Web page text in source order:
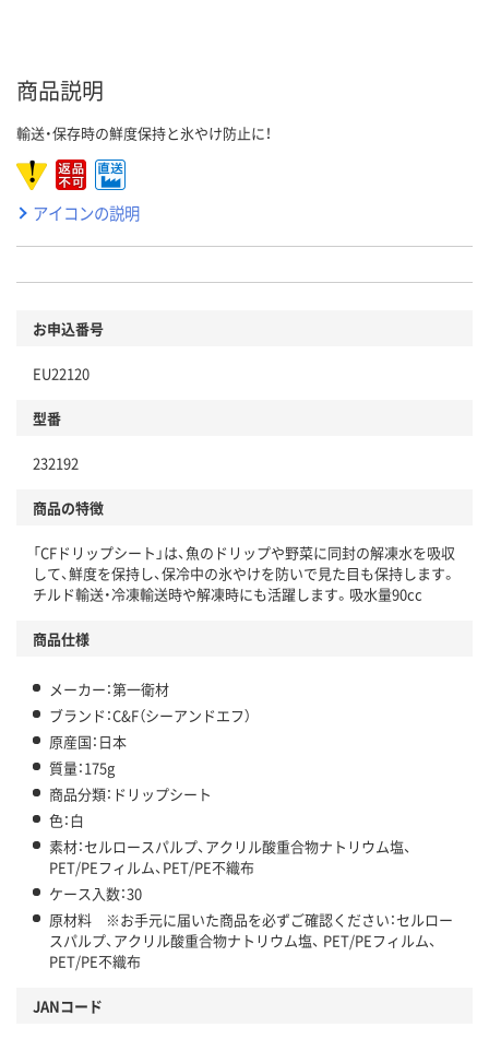
商品説明
輸送・保存時の鮮度保持と氷やけ防止に！
アイコンの説明
お申込番号
EU22120
型番
232192
商品の特徴
「CFドリップシート」は、魚のドリップや野菜に同封の解凍水を吸収
して、鮮度を保持し、保冷中の氷やけを防いで見た目も保持します。
チルド輸送・冷凍輸送時や解凍時にも活躍します。吸水量90cc
商品仕様
メーカー：第一衛材
ブランド：C&F（シーアンドエフ）
原産国：日本
質量：175g
商品分類：ドリップシート
色：白
素材：セルロースパルプ、アクリル酸重合物ナトリウム塩、
PET/PEフィルム、PET/PE不織布
ケース入数：30
原材料 ※お手元に届いた商品を必ずご確認ください：セルロー
スパルプ、アクリル酸重合物ナトリウム塩、 PET/PEフィルム、
PET/PE不織布
JANコード